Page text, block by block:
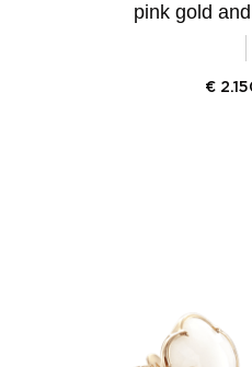
pink gold
€